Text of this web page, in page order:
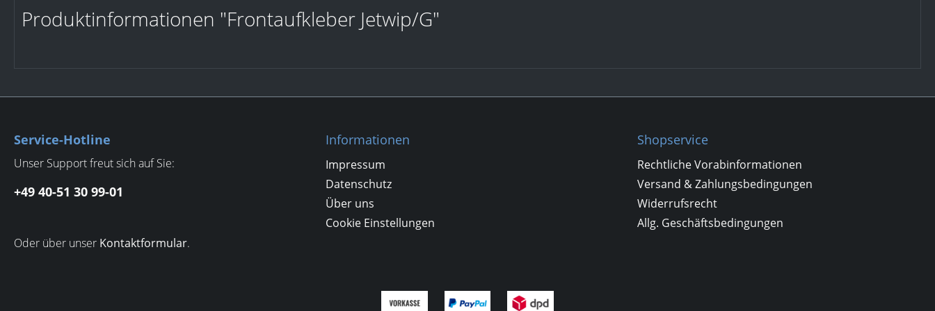
Produktinformationen "Frontaufkleber Jetwip/G"
Service-Hotline
Unser Support freut sich auf Sie:
+49 40-51 30 99-01
Oder über unser Kontaktformular.
Informationen
Impressum
Datenschutz
Über uns
Cookie Einstellungen
Shopservice
Rechtliche Vorabinformationen
Versand & Zahlungsbedingungen
Widerrufsrecht
Allg. Geschäftsbedingungen